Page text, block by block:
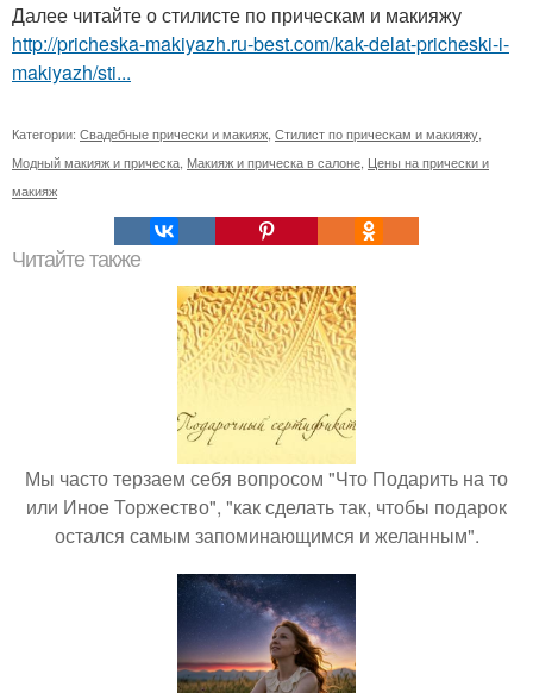
Далее читайте о стилисте по прическам и макияжу
http://pricheska-makiyazh.ru-best.com/kak-delat-pricheski-i-
makiyazh/sti...
Категории: Свадебные прически и макияж, Стилист по прическам и макияжу,
Модный макияж и прическа, Макияж и прическа в салоне, Цены на прически и
макияж
Читайте также
Мы часто терзаем себя вопросом "Что Подарить на то
или Иное Торжество", "как сделать так, чтобы подарок
остался самым запоминающимся и желанным".